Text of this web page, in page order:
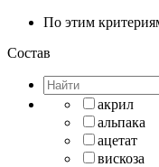
По этим
Состав
акрил
альпака
ацетат
вискоза